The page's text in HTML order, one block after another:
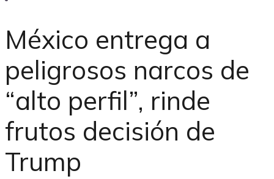
México entrega a
peligrosos narcos de
“alto perfil”, rinde
frutos decisión de
Trump